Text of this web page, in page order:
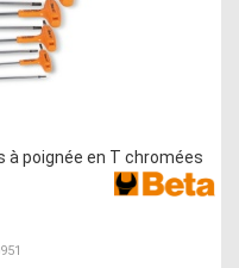
à poignée en T chromées